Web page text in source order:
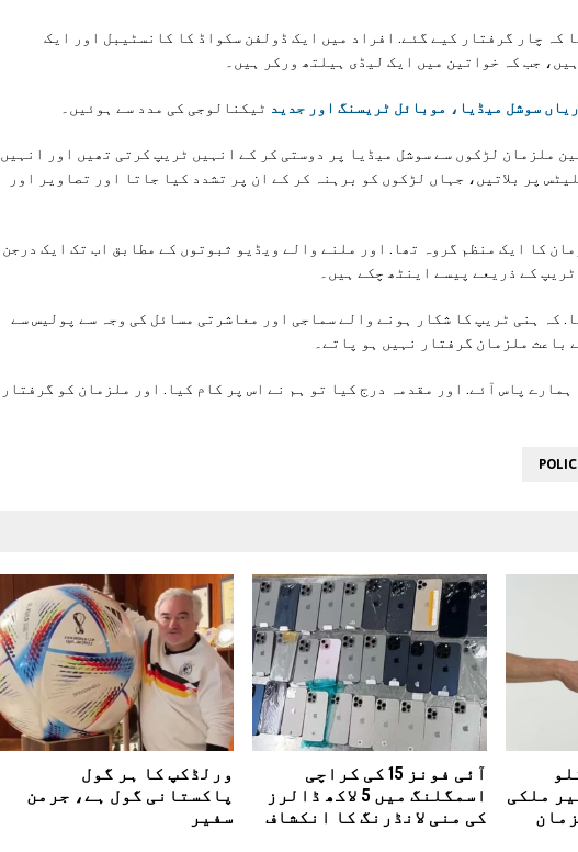
کہ چار گرفتار کیے گئے. افراد میں ایک ڈولفن سکواڈ کا کانسٹیبل اور ایک
جب کہ خواتین میں ایک لیڈی ہیلتھ ورکر ہیں۔
سوشل میڈیا، موبائل ٹریسنگ اور جدید ٹیکنالوجی کی مدد سے ہوئیں۔
ملزمان لڑکوں سے سوشل میڈیا پر دوستی کر کے انہیں ٹریپ کرتی تھیں اور انہیں
پر بلاتیں، جہاں لڑکوں کو برہنہ کر کے ان پر تشدد کیا جاتا اور تصاویر اور
کا ایک منظم گروہ تھا. اور ملنے والے ویڈیو ثبوتوں کے مطابق اب تک ایک درجن
کے ذریعے پیسے اینٹھ چکے ہیں۔
کہ ہنی ٹریپ کا شکار ہونے والے سماجی اور معاشرتی مسائل کی وجہ سے پولیس سے
باعث ملزمان گرفتار نہیں ہو پاتے۔
ہمارے پاس آئے. اور مقدمہ درج کیا تو ہم نے اس پر کام کیا. اور ملزمان کو گرفتار
نے 248 کلو
پکڑ لی، 2 غیر ملکی
سمیت 6 ملزمان
آئی فونز 15 کی کراچی
اسمگلنگ میں 5 لاکھ ڈالرز
کی منی لانڈرنگ کا انکشاف
ورلڈکپ کا ہر گول
پاکستانی گول ہے، جرمن
سفیر